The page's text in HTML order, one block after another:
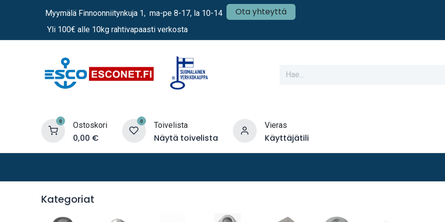
Myymälä Finnoonniitynkuja 1, ma-pe 8-17, la 10-14 Ota yhteyttä
Yli 100€ alle 10kg rahtivapaasti verkosta
0 Ostoskori
0,00 €
0 Toivelista
Näytä toivelista
Vieras
Käyttäjätili
Kategoriat